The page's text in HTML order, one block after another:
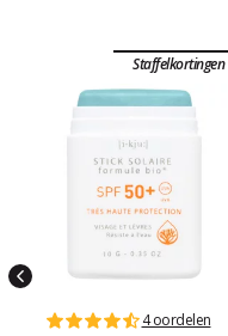
Staffelkortingen
4 oordelen